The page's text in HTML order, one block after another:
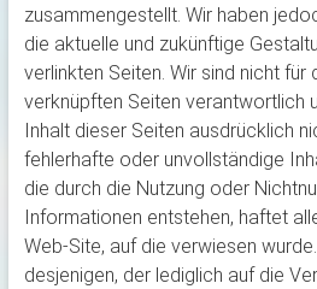
zusammengestellt. Wir haben
die aktuelle und zukünftige
verlinkten Seiten. Wir sind nicht für
verknüpften Seiten verantwortlich
Inhalt dieser Seiten ausdrücklich
fehlerhafte oder unvollständige
die durch die Nutzung oder
Informationen entstehen, haftet
Web-Site, auf die verwiesen
desjenigen, der lediglich auf die